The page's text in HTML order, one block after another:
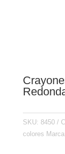
SKU: 8450
colores